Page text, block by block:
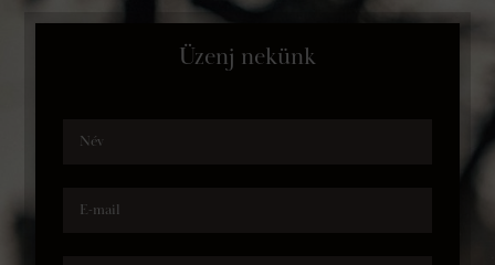
Üzenj nekünk
Név
E-mail